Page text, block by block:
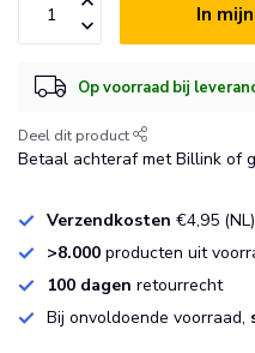
In
Op voorraad bij
Deel dit product
Betaal achteraf met Billink of
Verzendkosten €4,95
>8.000 producten uit
100 dagen retourrecht
Bij onvoldoende voorraad,